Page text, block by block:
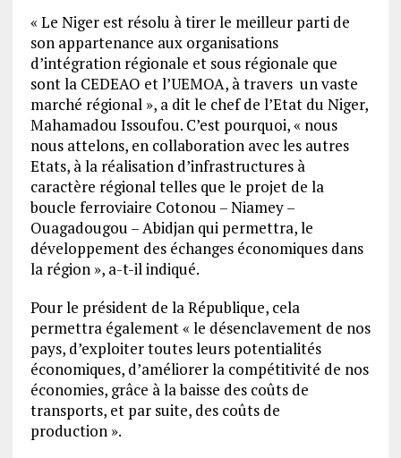
« Le Niger est résolu à tirer le meilleur parti de
son appartenance aux organisations
d’intégration régionale et sous régionale que
sont la CEDEAO et l’UEMOA, à travers un vaste
marché régional », a dit le chef de l’Etat du Niger,
Mahamadou Issoufou. C’est pourquoi, « nous
nous attelons, en collaboration avec les autres
Etats, à la réalisation d’infrastructures à
caractère régional telles que le projet de la
boucle ferroviaire Cotonou – Niamey –
Ouagadougou – Abidjan qui permettra, le
développement des échanges économiques dans
la région », a-t-il indiqué.
Pour le président de la République, cela
permettra également « le désenclavement de nos
pays, d’exploiter toutes leurs potentialités
économiques, d’améliorer la compétitivité de nos
économies, grâce à la baisse des coûts de
transports, et par suite, des coûts de
production ».